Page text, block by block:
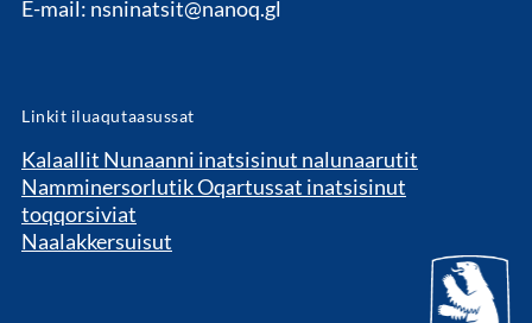
E-mail: nsninatsit@nanoq.gl
Linkit iluaqutaasussat
Kalaallit Nunaanni inatsisinut nalunaarutit
Namminersorlutik Oqartussat inatsisinut
toqqorsiviat
Naalakkersuisut